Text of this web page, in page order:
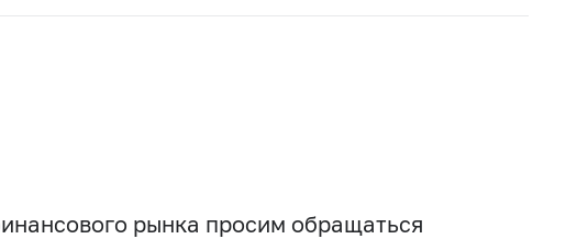
рынка просим обращаться